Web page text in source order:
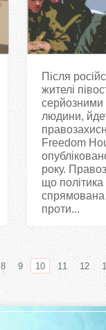
Після
жителі
людини,
Freedom
року.
що політика
проти...
8 9 10 11 12